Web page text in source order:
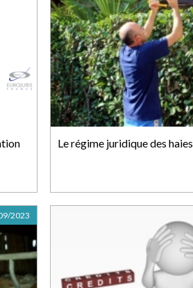
Le régime juridique des haies
2023